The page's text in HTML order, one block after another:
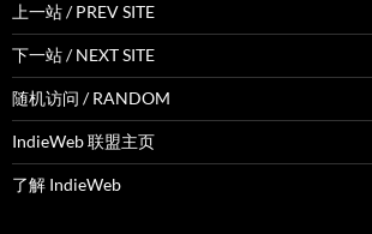
上一站 / PREV SITE
下一站 / NEXT SITE
随机访问 / RANDOM
IndieWeb 联盟主页
了解 IndieWeb